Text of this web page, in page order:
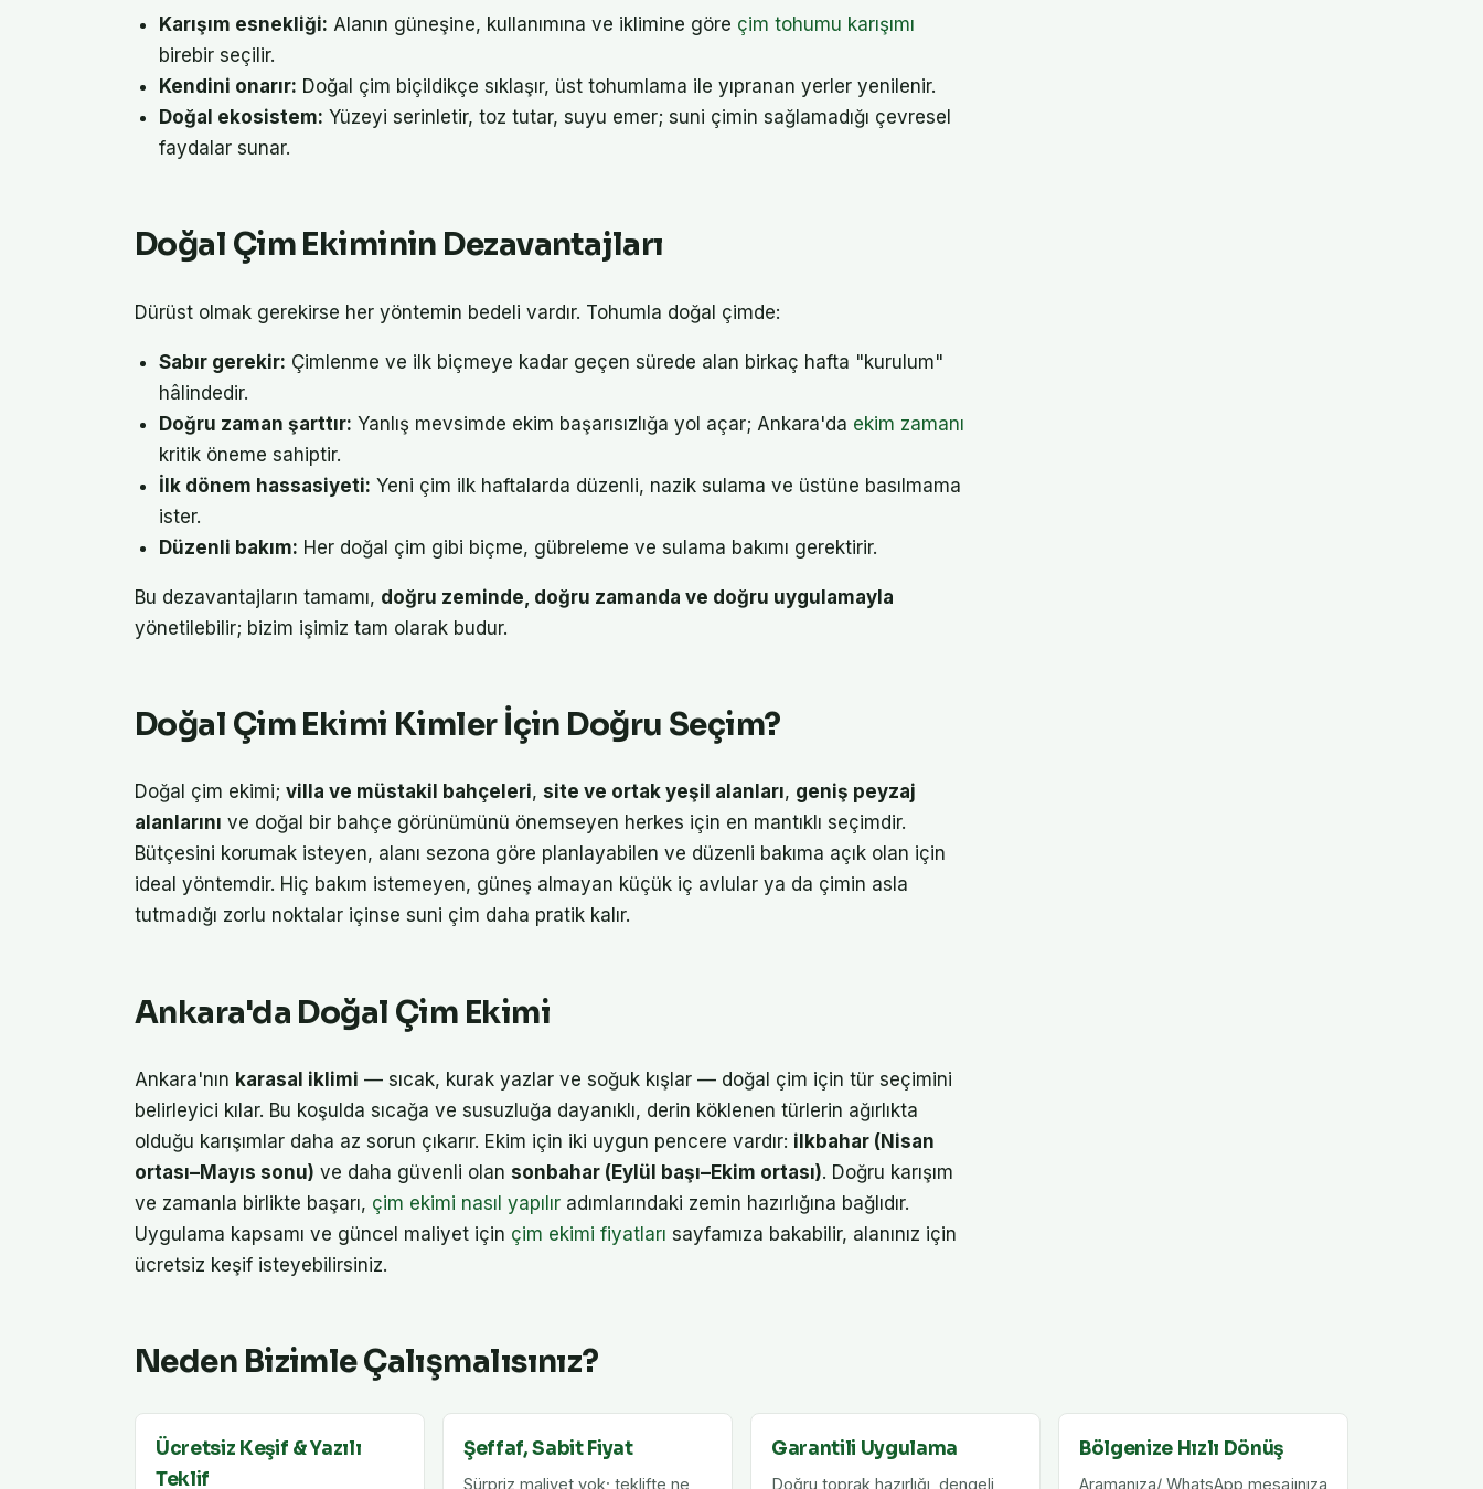
Karışım esnekliği: Alanın güneşine, kullanımına ve iklimine göre çim tohumu karışımı
birebir seçilir.
Kendini onarır: Doğal çim biçildikçe sıklaşır, üst tohumlama ile yıpranan yerler yenilenir.
Doğal ekosistem: Yüzeyi serinletir, toz tutar, suyu emer; suni çimin sağlamadığı çevresel
faydalar sunar.
Doğal Çim Ekiminin Dezavantajları
Dürüst olmak gerekirse her yöntemin bedeli vardır. Tohumla doğal çimde:
Sabır gerekir: Çimlenme ve ilk biçmeye kadar geçen sürede alan birkaç hafta "kurulum"
hâlindedir.
Doğru zaman şarttır: Yanlış mevsimde ekim başarısızlığa yol açar; Ankara'da ekim zamanı
kritik öneme sahiptir.
İlk dönem hassasiyeti: Yeni çim ilk haftalarda düzenli, nazik sulama ve üstüne basılmama
ister.
Düzenli bakım: Her doğal çim gibi biçme, gübreleme ve sulama bakımı gerektirir.
Bu dezavantajların tamamı, doğru zeminde, doğru zamanda ve doğru uygulamayla
yönetilebilir; bizim işimiz tam olarak budur.
Doğal Çim Ekimi Kimler İçin Doğru Seçim?
Doğal çim ekimi; villa ve müstakil bahçeleri, site ve ortak yeşil alanları, geniş peyzaj
alanlarını ve doğal bir bahçe görünümünü önemseyen herkes için en mantıklı seçimdir.
Bütçesini korumak isteyen, alanı sezona göre planlayabilen ve düzenli bakıma açık olan için
ideal yöntemdir. Hiç bakım istemeyen, güneş almayan küçük iç avlular ya da çimin asla
tutmadığı zorlu noktalar içinse suni çim daha pratik kalır.
Ankara'da Doğal Çim Ekimi
Ankara'nın karasal iklimi — sıcak, kurak yazlar ve soğuk kışlar — doğal çim için tür seçimini
belirleyici kılar. Bu koşulda sıcağa ve susuzluğa dayanıklı, derin köklenen türlerin ağırlıkta
olduğu karışımlar daha az sorun çıkarır. Ekim için iki uygun pencere vardır: ilkbahar (Nisan
ortası–Mayıs sonu) ve daha güvenli olan sonbahar (Eylül başı–Ekim ortası). Doğru karışım
ve zamanla birlikte başarı, çim ekimi nasıl yapılır adımlarındaki zemin hazırlığına bağlıdır.
Uygulama kapsamı ve güncel maliyet için çim ekimi fiyatları sayfamıza bakabilir, alanınız için
ücretsiz keşif isteyebilirsiniz.
Neden Bizimle Çalışmalısınız?
Ücretsiz Keşif & Yazılı
Teklif
Şeffaf, Sabit Fiyat
Sürpriz maliyet yok; teklifte ne
Garantili Uygulama
Doğru toprak hazırlığı, dengeli
Bölgenize Hızlı Dönüş
Aramanıza/ WhatsApp mesajınıza